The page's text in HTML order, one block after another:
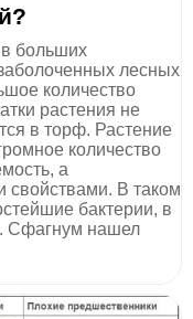
больших
лесных
количество
растения не
в торф. Растение
количество
а
свойствами. В таком
бактерии, в
Сфагнум нашел